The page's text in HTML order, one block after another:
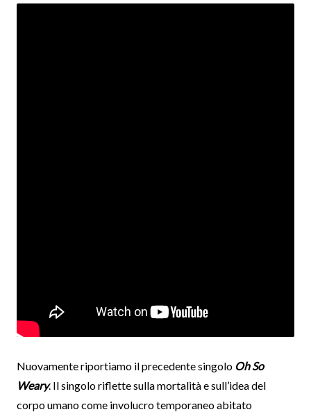
Nuovamente riportiamo il precedente singolo Oh So
Weary. Il singolo riflette sulla mortalità e sull’idea del
corpo umano come involucro temporaneo abitato